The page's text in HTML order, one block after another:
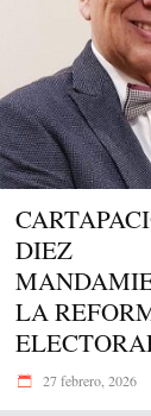
DIEZ
LA
27 febrero, 2026